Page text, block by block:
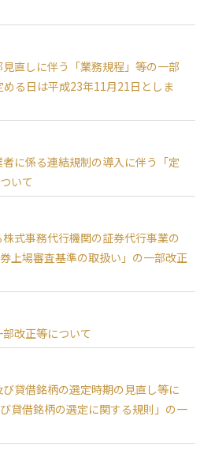
直しに伴う「業務規程」等の一部
る日は平成23年11月21日としま
に係る連結規制の導入に伴う「定
いて
式事務代行機関の証券代行事業の
上場審査基準の取扱い」の一部改正
部改正等について
貸借銘柄の選定時期の見直し等に
貸借銘柄の選定に関する規則」の一